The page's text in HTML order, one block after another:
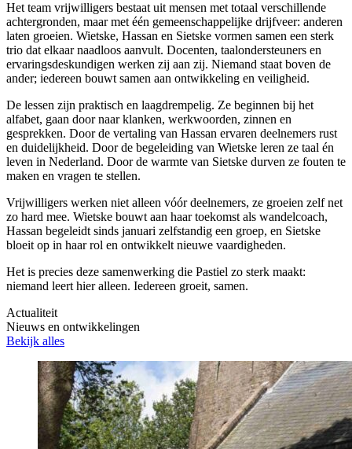
Het team vrijwilligers bestaat uit mensen met totaal verschillende
achtergronden, maar met één gemeenschappelijke drijfveer: anderen
laten groeien. Wietske, Hassan en Sietske vormen samen een sterk
trio dat elkaar naadloos aanvult. Docenten, taalondersteuners en
ervaringsdeskundigen werken zij aan zij. Niemand staat boven de
ander; iedereen bouwt samen aan ontwikkeling en veiligheid.
De lessen zijn praktisch en laagdrempelig. Ze beginnen bij het
alfabet, gaan door naar klanken, werkwoorden, zinnen en
gesprekken. Door de vertaling van Hassan ervaren deelnemers rust
en duidelijkheid. Door de begeleiding van Wietske leren ze taal én
leven in Nederland. Door de warmte van Sietske durven ze fouten te
maken en vragen te stellen.
Vrijwilligers werken niet alleen vóór deelnemers, ze groeien zelf net
zo hard mee. Wietske bouwt aan haar toekomst als wandelcoach,
Hassan begeleidt sinds januari zelfstandig een groep, en Sietske
bloeit op in haar rol en ontwikkelt nieuwe vaardigheden.
Het is precies deze samenwerking die Pastiel zo sterk maakt:
niemand leert hier alleen. Iedereen groeit, samen.
Actualiteit
Nieuws en ontwikkelingen
Bekijk alles